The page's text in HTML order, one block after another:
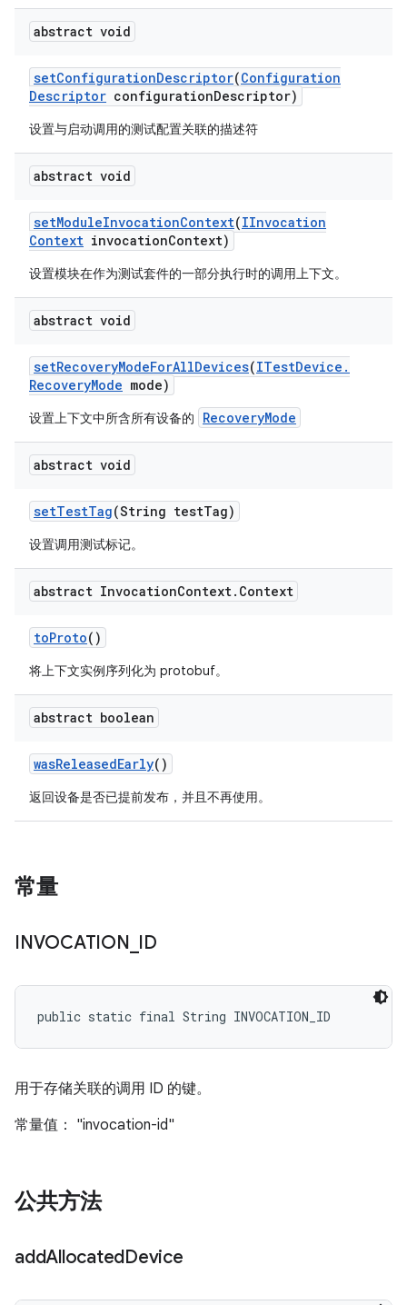
abstract void
setConfigurationDescriptor(Configuration
Descriptor configurationDescriptor)
设置与启动调用的测试配置关联的描述符
abstract void
setModuleInvocationContext(IInvocation
Context invocationContext)
设置模块在作为测试套件的一部分执行时的调用上下文。
abstract void
setRecoveryModeForAllDevices(ITestDevice .
RecoveryMode mode)
设置上下文中所含所有设备的 RecoveryMode
abstract void
setTestTag(String testTag)
设置调用测试标记。
abstract InvocationContext. Context
toProto()
将上下文实例序列化为 protobuf。
abstract boolean
wasReleasedEarly()
返回设备是否已提前发布，并且不再使用。
常量
INVOCATION ID
public static final String INVOCATION_ID
用于存储关联的调用 ID 的键。
常量值： "invocation-id"
公共方法
addAllocatedDevice